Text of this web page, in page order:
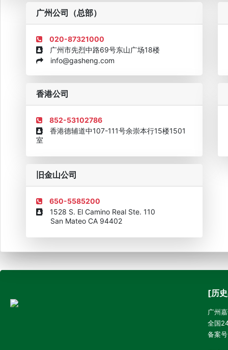
企业诚信AAAAA奖牌2015 欧美澳最具价值品牌移民机构
广州公司（总部）
020-87321000
广州市先烈中路69号东山广场18楼
info@gasheng.com
香港公司
852-53102786
香港德辅道中107-111号余崇本行15楼1501
室
旧金山公司
650-5585200
1528 S. El Camino Real Ste. 110
San Mateo CA 94402
[历
广州
全国
备案